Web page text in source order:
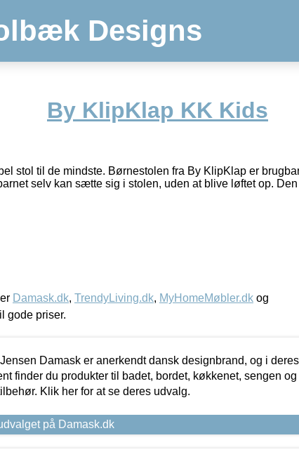
Designs
By KlipKlap KK Kids
stol til de mindste. Børnestolen fra By KlipKlap er
selv kan sætte sig i stolen, uden at blive løftet op. Den
Damask.dk, TrendyLiving.dk, MyHomeMøbler.dk og
gode priser.
Damask er anerkendt dansk designbrand, og i deres
finder du produkter til badet, bordet, køkkenet, sengen og
Klik her for at se deres udvalg.
på Damask.dk